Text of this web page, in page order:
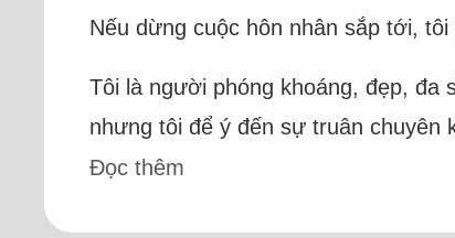
Nếu dừng cuộc hôn nhân sắp tới,
Tôi là người phóng khoáng, đẹp, đa
nhưng tôi để ý đến sự truân chuyên
Đọc thêm